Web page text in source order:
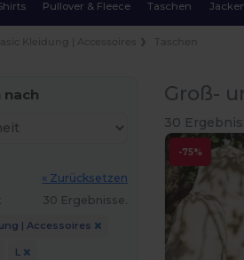
Pullover & Fleece Taschen
nach
« Zurücksetzen
30 Ergebnisse.
| Accessoires
L
Groß-
30
-75%